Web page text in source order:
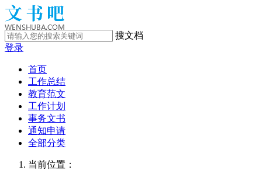
搜文档
登录
首页
工作总结
教育范文
工作计划
事务文书
通知申请
全部分类
当前位置：